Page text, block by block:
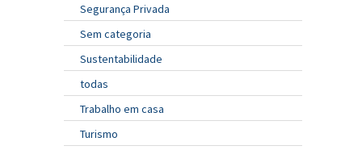
Segurança Privada
Sem categoria
Sustentabilidade
todas
Trabalho em casa
Turismo